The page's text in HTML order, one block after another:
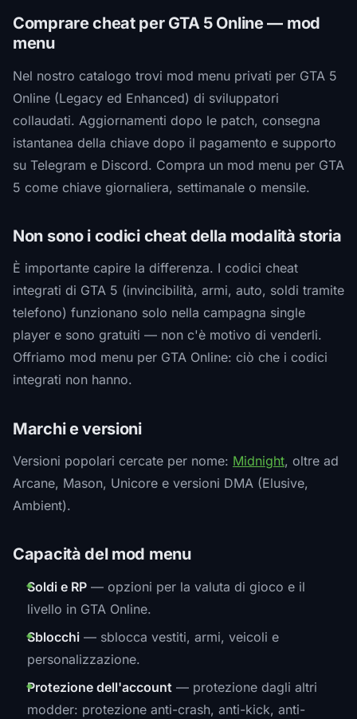
Comprare cheat per GTA 5 Online — mod
menu
Nel nostro catalogo trovi mod menu privati per GTA 5
Online (Legacy ed Enhanced) di sviluppatori
collaudati. Aggiornamenti dopo le patch, consegna
istantanea della chiave dopo il pagamento e supporto
su Telegram e Discord. Compra un mod menu per GTA
5 come chiave giornaliera, settimanale o mensile.
Non sono i codici cheat della modalità storia
È importante capire la differenza. I codici cheat
integrati di GTA 5 (invincibilità, armi, auto, soldi tramite
telefono) funzionano solo nella campagna single
player e sono gratuiti — non c'è motivo di venderli.
Offriamo mod menu per GTA Online: ciò che i codici
integrati non hanno.
Marchi e versioni
Versioni popolari cercate per nome: Midnight, oltre ad
Arcane, Mason, Unicore e versioni DMA (Elusive,
Ambient).
Capacità del mod menu
Soldi e RP — opzioni per la valuta di gioco e il
livello in GTA Online.
Sblocchi — sblocca vestiti, armi, veicoli e
personalizzazione.
Protezione dell'account — protezione dagli altri
modder: protezione anti-crash, anti-kick, anti-